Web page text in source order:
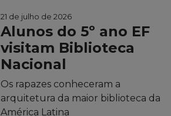
21 de julho de 2026
Alunos do 5º ano EF
visitam Biblioteca
Nacional
Os rapazes conheceram a
arquitetura da maior biblioteca da
América Latina